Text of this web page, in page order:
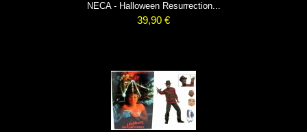
NECA - Halloween Resurrection...
39,90 €